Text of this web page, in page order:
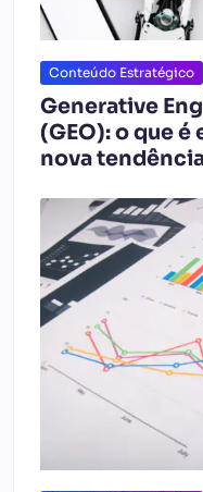
Conteúdo Estratégico
Generative
(GEO): o que
nova